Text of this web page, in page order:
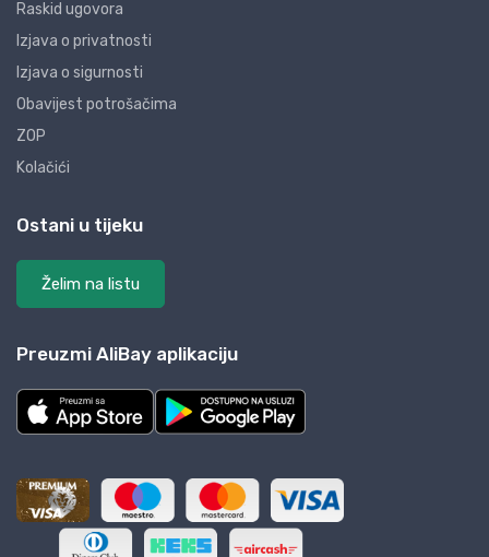
Raskid ugovora
Izjava o privatnosti
Izjava o sigurnosti
Obavijest potrošačima
ZOP
Kolačići
Ostani u tijeku
Želim na listu
Preuzmi AliBay aplikaciju